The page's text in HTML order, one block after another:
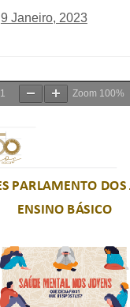
9 Janeiro, 2023
1 Zoom 100%